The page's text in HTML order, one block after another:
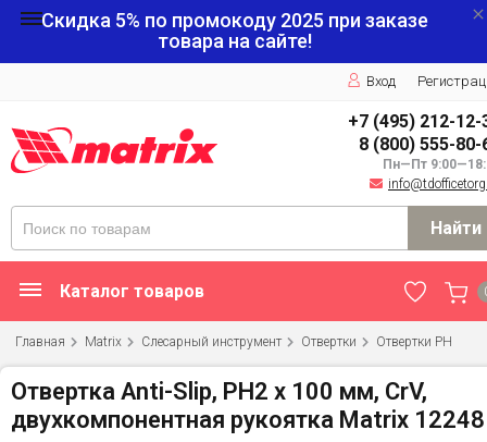
Скидка 5% по промокоду 2025 при заказе
товара на сайте!
Вход
+7 (495) 212-12-
8 (800) 555-80-
Пн—Пт
Найти
Каталог товаров
Главная Matrix Слесарный инструмент Отвертки Отвертки PH
Отвертка Anti-Slip, PH2 х 100 мм, CrV,
двухкомпонентная рукоятка Matrix 12248